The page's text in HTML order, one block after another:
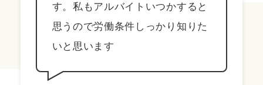
す。私もアルバイトいつかすると
思うので労働条件しっかり知りた
いと思います